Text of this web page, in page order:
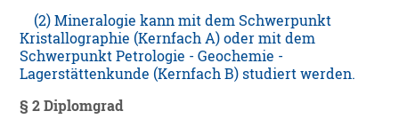
(2) Mineralogie kann mit dem Schwerpunkt
Kristallographie (Kernfach A) oder mit dem
Schwerpunkt Petrologie - Geochemie -
Lagerstättenkunde (Kernfach B) studiert werden.
§ 2 Diplomgrad